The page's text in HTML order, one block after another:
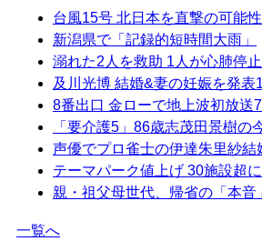
台風15号 北日本を直撃の可能性
新潟県で「記録的短時間大雨」
溺れた2人を救助 1人が心肺停止
及川光博 結婚&妻の妊娠を発表
8番出口 金ローで地上波初放送
「要介護5」86歳志茂田景樹の
声優でプロ雀士の伊達朱里紗結
テーマパーク値上げ 30施設超に
親・祖父母世代、帰省の「本音
一覧へ